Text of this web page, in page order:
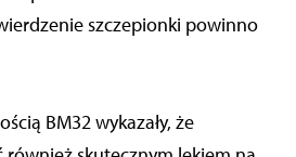
szczepionki powinno
BM32 wykazały, że